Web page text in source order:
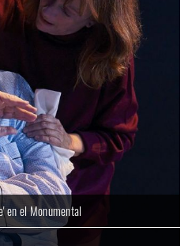
en el Monumental